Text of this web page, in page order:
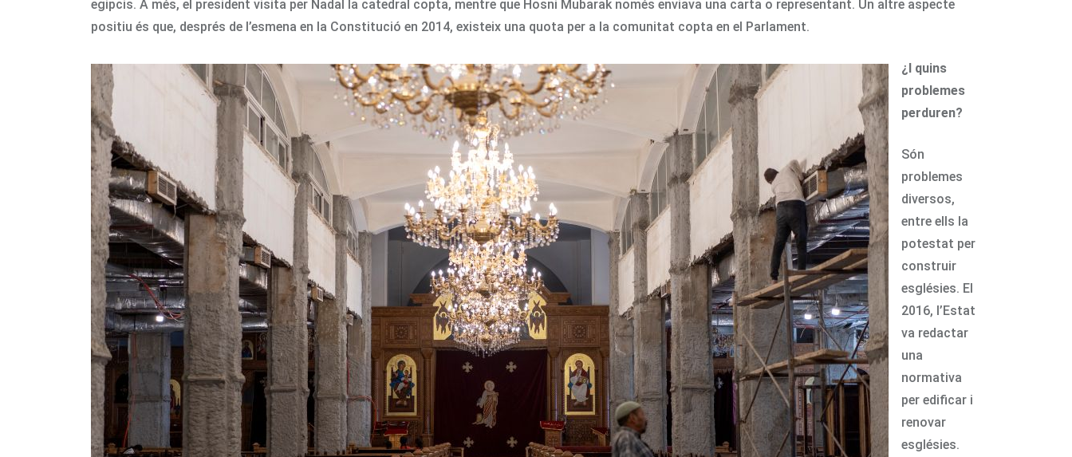
egipcis. A més, el president visita per Nadal la catedral copta, mentre que Hosni Mubarak només enviava una carta o representant. Un altre aspecte
positiu és que, després de l’esmena en la Constitució en 2014, existeix una quota per a la comunitat copta en el Parlament.
¿I quins
problemes
perduren?
Són
problemes
diversos,
entre ells la
potestat per
construir
esglésies. El
2016, l’Estat
va redactar
una
normativa
per edificar i
renovar
esglésies.